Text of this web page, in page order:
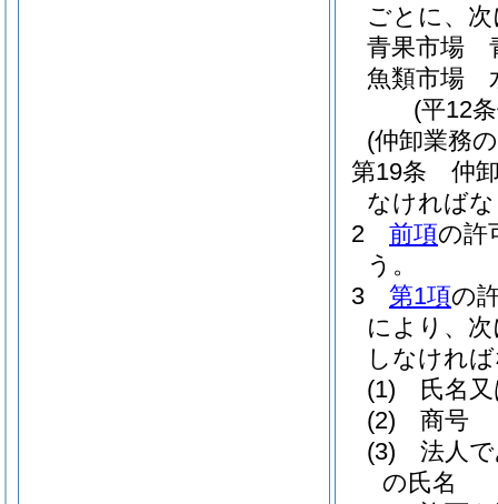
ごとに、
青果市場
魚類市場
(平12
(仲卸業務
第19条
仲
なければ
2
前項の許
う。
3
第1項の
により、
しなけれ
(1)
氏名
(2)
商号
(3)
法人
の氏名